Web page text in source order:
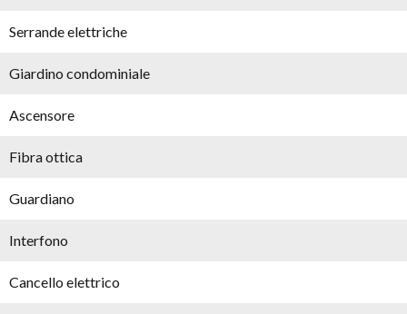
Serrande elettriche
Giardino condominiale
Ascensore
Fibra ottica
Guardiano
Interfono
Cancello elettrico